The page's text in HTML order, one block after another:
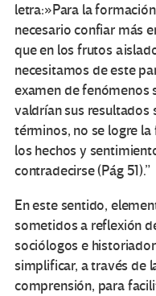
letra:»Para la
necesario confiar más
que en los frutos
necesitamos de este
examen de fenómenos
valdrían sus resultados
términos, no se logre
los hechos y
contradecirse (Pág 51).”
En este sentido,
sometidos a reflexión
sociólogos e
simplificar, a través de
comprensión, para